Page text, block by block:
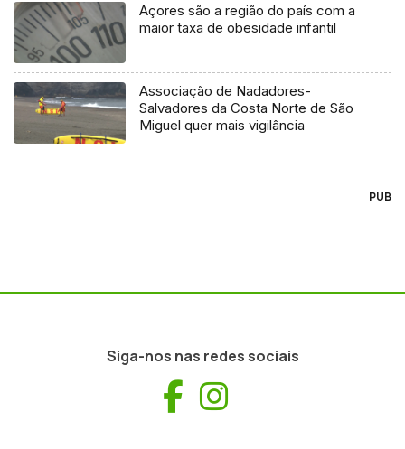
Açores são a região do país com a
maior taxa de obesidade infantil
Associação de Nadadores-
Salvadores da Costa Norte de São
Miguel quer mais vigilância
PUB
Siga-nos nas redes sociais
Facebook